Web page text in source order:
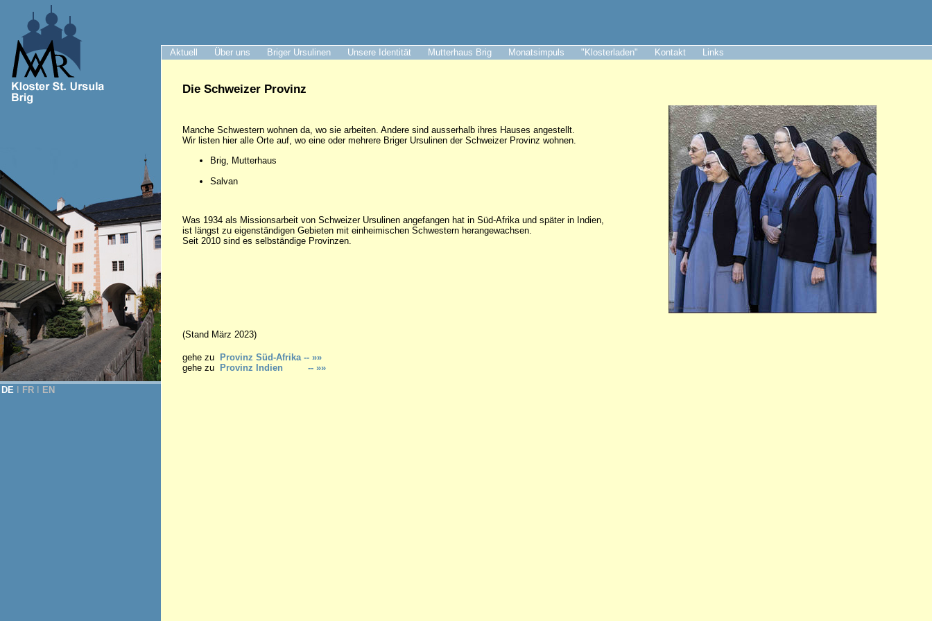
Aktuell Über uns Briger Ursulinen Unsere Identität Mutterhaus Brig Monatsimpuls "Klosterladen" Kontakt Links
DE FR EN
Die Schweizer Provinz
Manche Schwestern wohnen da, wo sie arbeiten. Andere sind ausserhalb ihres Hauses angestellt.
Wir listen hier alle Orte auf, wo eine oder mehrere Briger Ursulinen der Schweizer Provinz wohnen.
Brig, Mutterhaus
Salvan
Was 1934 als Missionsarbeit von Schweizer Ursulinen angefangen hat in Süd-Afrika und später in Indien,
ist längst zu eigenständigen Gebieten mit einheimischen Schwestern herangewachsen.
Seit 2010 sind es selbständige Provinzen.
(Stand März 2023)
gehe zu
Provinz Süd-Afrika -- »»
gehe zu
Provinz Indien -- »»